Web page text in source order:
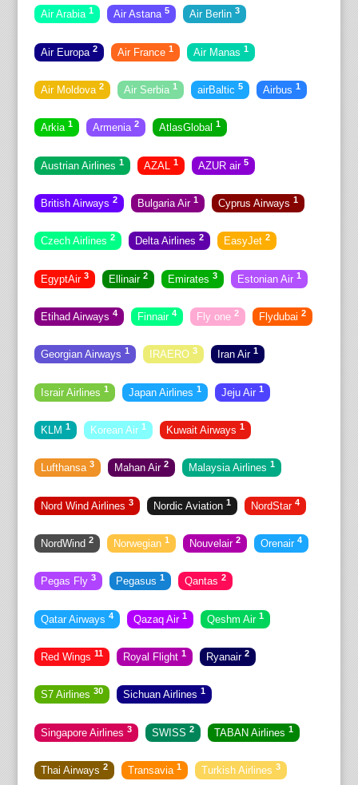
Air Arabia 1 Air Astana 5 Air Berlin 3
Air Europa 2 Air France 1 Air Manas 1
Air Moldova 2 Air Serbia 1 airBaltic 5 Airbus 1
Arkia 1 Armenia 2 AtlasGlobal 1
Austrian Airlines 1 AZAL 1 AZUR air 5
British Airways 2 Bulgaria Air 1 Cyprus Airways 1
Czech Airlines 2 Delta Airlines 2 EasyJet 2
EgyptAir 3 Ellinair 2 Emirates 3 Estonian Air 1
Etihad Airways 4 Finnair 4 Fly one 2 Flydubai 2
Georgian Airways 1 IRAERO 3 Iran Air 1
Israir Airlines 1 Japan Airlines 1 Jeju Air 1
KLM 1 Korean Air 1 Kuwait Airways 1
Lufthansa 3 Mahan Air 2 Malaysia Airlines 1
Nord Wind Airlines 3 Nordic Aviation 1 NordStar 4
NordWind 2 Norwegian 1 Nouvelair 2 Orenair 4
Pegas Fly 3 Pegasus 1 Qantas 2
Qatar Airways 4 Qazaq Air 1 Qeshm Air 1
Red Wings 11 Royal Flight 1 Ryanair 2
S7 Airlines 30 Sichuan Airlines 1
Singapore Airlines 3 SWISS 2 TABAN Airlines 1
Thai Airways 2 Transavia 1 Turkish Airlines 3